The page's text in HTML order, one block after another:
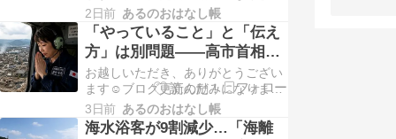
す！よかったら下記の2つのバナー
もクリックしてもらえると嬉しいで
す😆応援よろしくお願いします。
NPBが実行委でピッチクロック導入
決定 中...
2日前 あるのおはなし帳
「やっていること」と「伝え
方」は別問題――高市首相の
被災地視察動画が問うもの
お越しいただき、ありがとうござい
ます☺️ブログ更新の励みになりま
す！よかったら下記の2つのバナー
もクリックしてもらえると嬉しいで
3日前 あるのおはなし帳
海水浴客が9割減少…「海離